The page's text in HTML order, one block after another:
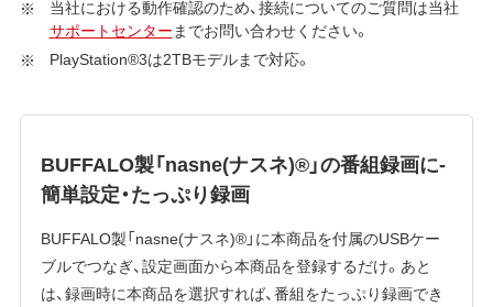
当社における動作確認のため、接続についてのご質問は当社
サポートセンター までお問い合わせください。
PlayStation®3は2TBモデルまで対応。
BUFFALO製「nasne(ナスネ)®」の番組録画に-
簡単設定・たっぷり録画
BUFFALO製「nasne(ナスネ)®」に本商品を付属のUSBケー
ブルでつなぎ、設定画面から本商品を登録するだけ。あと
は、録画時に本商品を選択すれば、番組をたっぷり録画でき